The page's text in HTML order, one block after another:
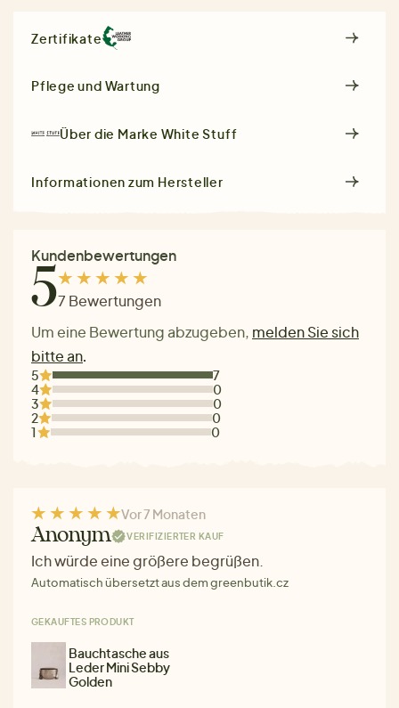
Zertifikate
Pflege und Wartung
Über die Marke White Stuff
Informationen zum Hersteller
Kundenbewertungen
57 Bewertungen
Um eine Bewertung abzugeben, melden Sie sich
bitte an.
5
7
4
0
3
0
2
0
1
0
Vor 7 Monaten
Anonym VERIFIZIERTER KAUF
Ich würde eine größere begrüßen.
Automatisch übersetzt aus dem greenbutik.cz
GEKAUFTES PRODUKT
Bauchtasche aus
Leder Mini Sebby
Golden